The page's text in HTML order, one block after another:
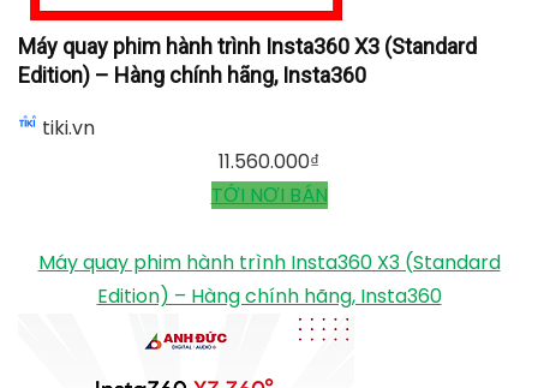
Máy quay phim hành trình Insta360 X3 (Standard
Edition) – Hàng chính hãng, Insta360
tiki.vn
11.560.000₫
TỚI NƠI BÁN
Máy quay phim hành trình Insta360 X3 (Standard
Edition) – Hàng chính hãng, Insta360